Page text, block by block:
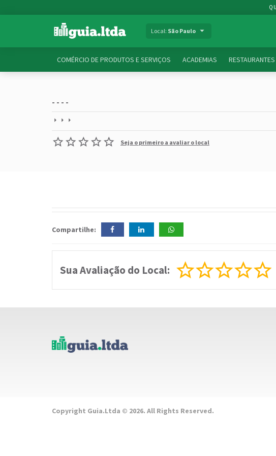
Local: São Paulo
COMÉRCIO DE PRODUTOS E SERVIÇOS ACADEMIAS RESTAURANTES
- - - -
Seja o primeiro a avaliar o local
Compartilhe:
Sua Avaliação do Local:
Copyright Guia.Ltda © 2026. All Rights Reserved.